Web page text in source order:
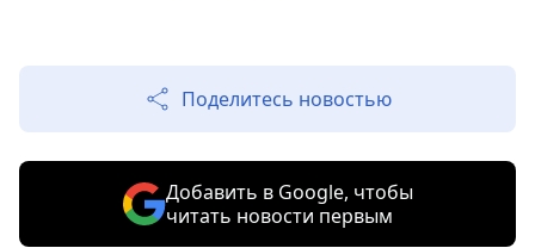
Поделитесь новостью
Добавить в Google, чтобы
читать новости первым